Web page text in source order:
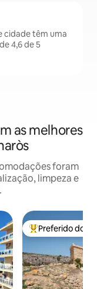
cidade têm uma
4,6 de 5
as melhores
foram
limpeza e
Entre os
Preferido dos